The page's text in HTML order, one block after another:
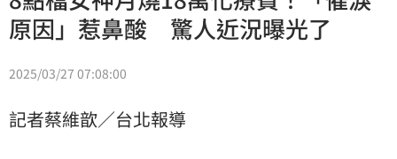
原因」惹鼻酸 驚人近況曝光了
2025/03/27 07:08:00
記者蔡維歆／台北報導